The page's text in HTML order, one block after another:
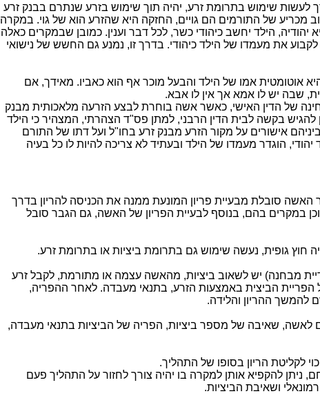
לעשות שימוש בתרומת זרע, יהיה תוך שימוש בזרע שנתרם בבנק זרע
מכריע של התורמים הם גויים, החזקה היא שהזרע הוא של גוי. במקרה
יהודיה, הילד יחשב כיהודי כשר, לכל דבר וענין. כמובן שבמקרים כאלה
לקבוע את מעמדו של הילד כיהודי. בדרך זו, נמנע גם החשש של נישואי
אוטומטית אמו של הילד והבעל מוכר אף הוא כאביו. מאידך, אם
שבה יש לו אמא אך אין לו אבא.
של הדין האישי, כאשר אשה בוחרת לבצע הזרעה מלאכותית מבנק
בקשה לבית הדין הרבני, למתן פס"ד הצהרתי, המצהיר כי הילד
אישורים על מקור הזרע מבנק זרע בחו"ל ועל דתו של התורם
הוגדר מעמדו של הילד ובעתיד לא צריכה להיות לו כל בעיה
סובלת מבעיית פריון המונעת ממנה את הכניסה להריון בדרך
במקרים בהם, בנוסף לבעיית הפריון של האשה, גם הגבר סובל
גופית, נעשה שימוש גם בתרומת ביציות או בתרומת זרע.
מבחנה) יש לשאוב ביציות, מהאשה עצמה או מתורמת, לקבל זרע
הביצית באמצעות הזרע, בתנאי מעבדה. לאחר ההפריה,
להמשך ההריון והלידה.
לאשה, שאיבה של מספר ביציות, הפריה של הביציות בתנאי מעבדה,
לקליטת הריון בסופו של התהליך.
ניתן להקפיא אותן למקרה בו יהיה צורך לחזור על התהליך פעם
ושאיבת הביציות.